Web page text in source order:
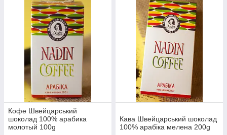
Кофе Швейцарський
шоколад 100% арабика
молотый 100g
Кава Швейцарський шоколад
100% арабіка мелена 200g